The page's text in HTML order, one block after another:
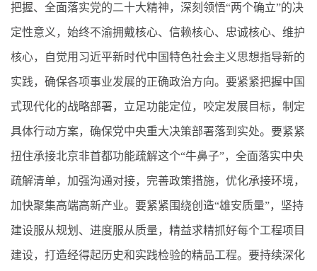
把握、全面落实党的二十大精神，深刻领悟“两个确立”的决
定性意义，始终不渝拥戴核心、信赖核心、忠诚核心、维护
核心，自觉用习近平新时代中国特色社会主义思想指导新的
实践，确保各项事业发展的正确政治方向。要紧紧把握中国
式现代化的战略部署，立足功能定位，咬定发展目标，制定
具体行动方案，确保党中央重大决策部署落到实处。要紧紧
扭住承接北京非首都功能疏解这个“牛鼻子”，全面落实中央
疏解清单，加强沟通对接，完善政策措施，优化承接环境，
加快聚集高端高新产业。要紧紧围绕创造“雄安质量”，坚持
建设服从规划、进度服从质量，精益求精抓好每个工程项目
建设，打造经得起历史和实践检验的精品工程。要持续深化